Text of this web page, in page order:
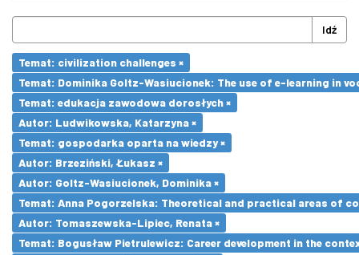
Idź
Temat: civilization challenges ×
Temat: Dominika Goltz-Wasiucionek: The use of e-learning in
Temat: edukacja zawodowa dorosłych ×
Autor: Ludwikowska, Katarzyna ×
Temat: gospodarka oparta na wiedzy ×
Autor: Brzeziński, Łukasz ×
Autor: Goltz-Wasiucionek, Dominika ×
Temat: Anna Pogorzelska: Theoretical and practical areas of
Autor: Tomaszewska-Lipiec, Renata ×
Temat: Bogusław Pietrulewicz: Career development in the